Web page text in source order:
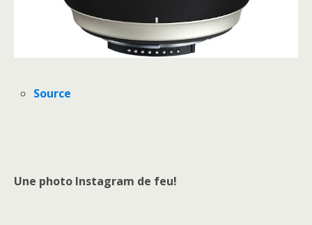
Source
Une photo Instagram de feu!